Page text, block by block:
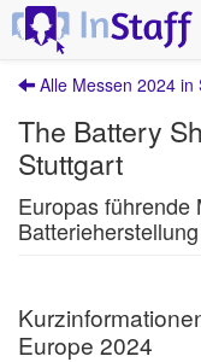
Alle Messen 2024 in
The Battery
Stuttgart
Europas führende
Europe 2024